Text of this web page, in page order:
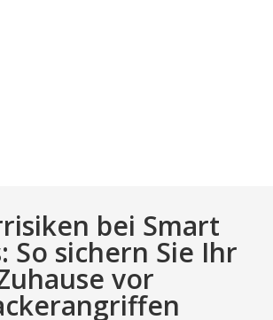
bei Smart
So sichern Sie Ihr
vor